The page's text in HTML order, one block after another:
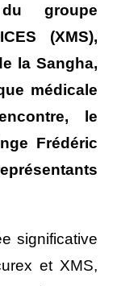
groupe
(XMS),
la Sangha,
médicale
le
Frédéric
significative
et XMS,